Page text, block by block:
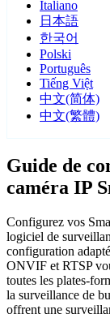
Italiano
日本語
한국어
Polski
Português
Tiếng Việt
中文(简体)
中文(繁體)
Guide de
caméra IP
Configurez vos
logiciel de
configuration
ONVIF et RTSP
toutes les plates-
la surveillance de
offrent une